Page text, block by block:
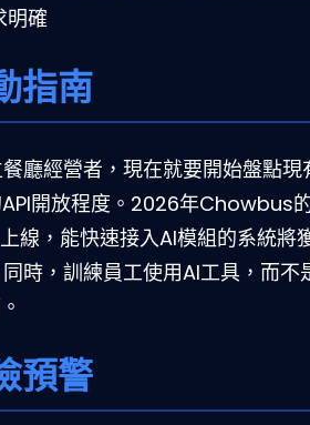
明確
指南
廳經營者，現在就要開始盤點現
API開放程度。2026年Chowbus
線，能快速接入AI模組的系統將
時，訓練員工使用AI工具，而不
預警